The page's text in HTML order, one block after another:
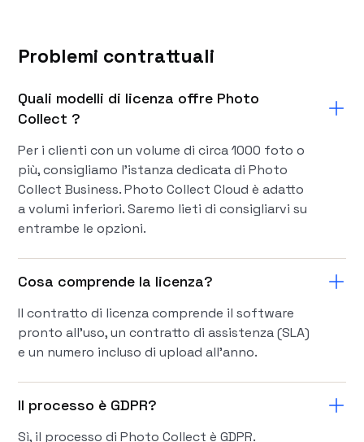
Problemi contrattuali
Quali modelli di licenza offre Photo
Collect ?
Per i clienti con un volume di circa 1000 foto o
più, consigliamo l'istanza dedicata di Photo
Collect Business. Photo Collect Cloud è adatto
a volumi inferiori. Saremo lieti di consigliarvi su
entrambe le opzioni.
Cosa comprende la licenza?
Il contratto di licenza comprende il software
pronto all'uso, un contratto di assistenza (SLA)
e un numero incluso di upload all'anno.
Il processo è GDPR?
Sì, il processo di Photo Collect è GDPR.